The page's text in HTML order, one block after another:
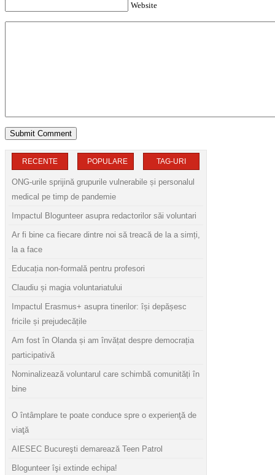
Website
RECENTE POPULARE TAG-URI
ONG-urile sprijină grupurile vulnerabile și personalul
medical pe timp de pandemie
Impactul Blogunteer asupra redactorilor săi voluntari
Ar fi bine ca fiecare dintre noi să treacă de la a simți,
la a face
Educația non-formală pentru profesori
Claudiu și magia voluntariatului
Impactul Erasmus+ asupra tinerilor: își depășesc
fricile și prejudecățile
Am fost în Olanda și am învățat despre democrația
participativă
Nominalizează voluntarul care schimbă comunități în
bine
O întâmplare te poate conduce spre o experienţă de
viaţă
AIESEC Bucureşti demarează Teen Patrol
Blogunteer îşi extinde echipa!